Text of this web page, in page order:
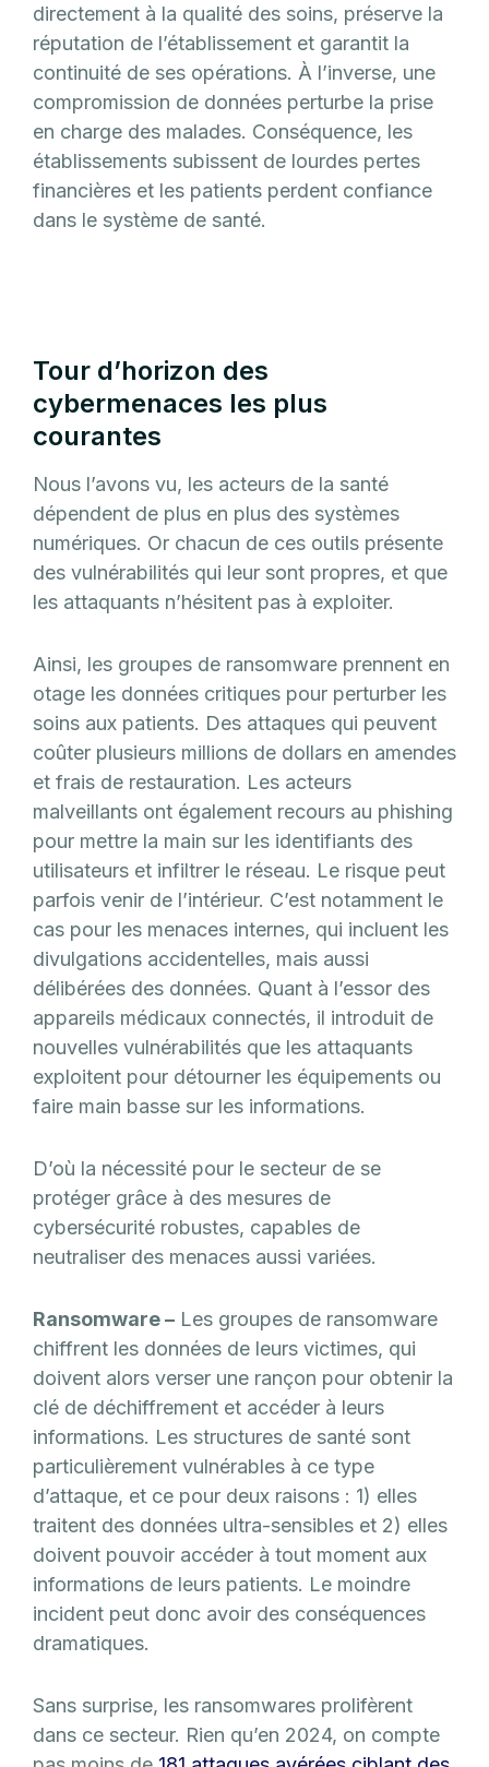
directement à la qualité des soins, préserve la
réputation de l’établissement et garantit la
continuité de ses opérations. À l’inverse, une
compromission de données perturbe la prise
en charge des malades. Conséquence, les
établissements subissent de lourdes pertes
financières et les patients perdent confiance
dans le système de santé.
Tour d’horizon des
cybermenaces les plus
courantes
Nous l’avons vu, les acteurs de la santé
dépendent de plus en plus des systèmes
numériques. Or chacun de ces outils présente
des vulnérabilités qui leur sont propres, et que
les attaquants n’hésitent pas à exploiter.
Ainsi, les groupes de ransomware prennent en
otage les données critiques pour perturber les
soins aux patients. Des attaques qui peuvent
coûter plusieurs millions de dollars en amendes
et frais de restauration. Les acteurs
malveillants ont également recours au phishing
pour mettre la main sur les identifiants des
utilisateurs et infiltrer le réseau. Le risque peut
parfois venir de l’intérieur. C’est notamment le
cas pour les menaces internes, qui incluent les
divulgations accidentelles, mais aussi
délibérées des données. Quant à l’essor des
appareils médicaux connectés, il introduit de
nouvelles vulnérabilités que les attaquants
exploitent pour détourner les équipements ou
faire main basse sur les informations.
D’où la nécessité pour le secteur de se
protéger grâce à des mesures de
cybersécurité robustes, capables de
neutraliser des menaces aussi variées.
Ransomware – Les groupes de ransomware
chiffrent les données de leurs victimes, qui
doivent alors verser une rançon pour obtenir la
clé de déchiffrement et accéder à leurs
informations. Les structures de santé sont
particulièrement vulnérables à ce type
d’attaque, et ce pour deux raisons : 1) elles
traitent des données ultra-sensibles et 2) elles
doivent pouvoir accéder à tout moment aux
informations de leurs patients. Le moindre
incident peut donc avoir des conséquences
dramatiques.
Sans surprise, les ransomwares prolifèrent
dans ce secteur. Rien qu’en 2024, on compte